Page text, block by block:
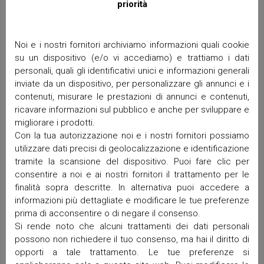
Archivi
Giugno 2026
Aprile 2026
Marzo 2026
Febbraio 2026
Gennaio 2026
Dicembre 2025
Novembre 2025
Ottobre 2025
Settembre 2025
Maggio 2025
Aprile 2025
Marzo 2025
priorità
Noi e i nostri fornitori archiviamo informazioni quali cookie
su un dispositivo (e/o vi accediamo) e trattiamo i dati
personali, quali gli identificativi unici e informazioni generali
inviate da un dispositivo, per personalizzare gli annunci e i
contenuti, misurare le prestazioni di annunci e contenuti,
ricavare informazioni sul pubblico e anche per sviluppare e
migliorare i prodotti.
Con la tua autorizzazione noi e i nostri fornitori possiamo
utilizzare dati precisi di geolocalizzazione e identificazione
tramite la scansione del dispositivo. Puoi fare clic per
consentire a noi e ai nostri fornitori il trattamento per le
finalità sopra descritte. In alternativa puoi accedere a
informazioni più dettagliate e modificare le tue preferenze
prima di acconsentire o di negare il consenso.
Si rende noto che alcuni trattamenti dei dati personali
possono non richiedere il tuo consenso, ma hai il diritto di
opporti a tale trattamento. Le tue preferenze si